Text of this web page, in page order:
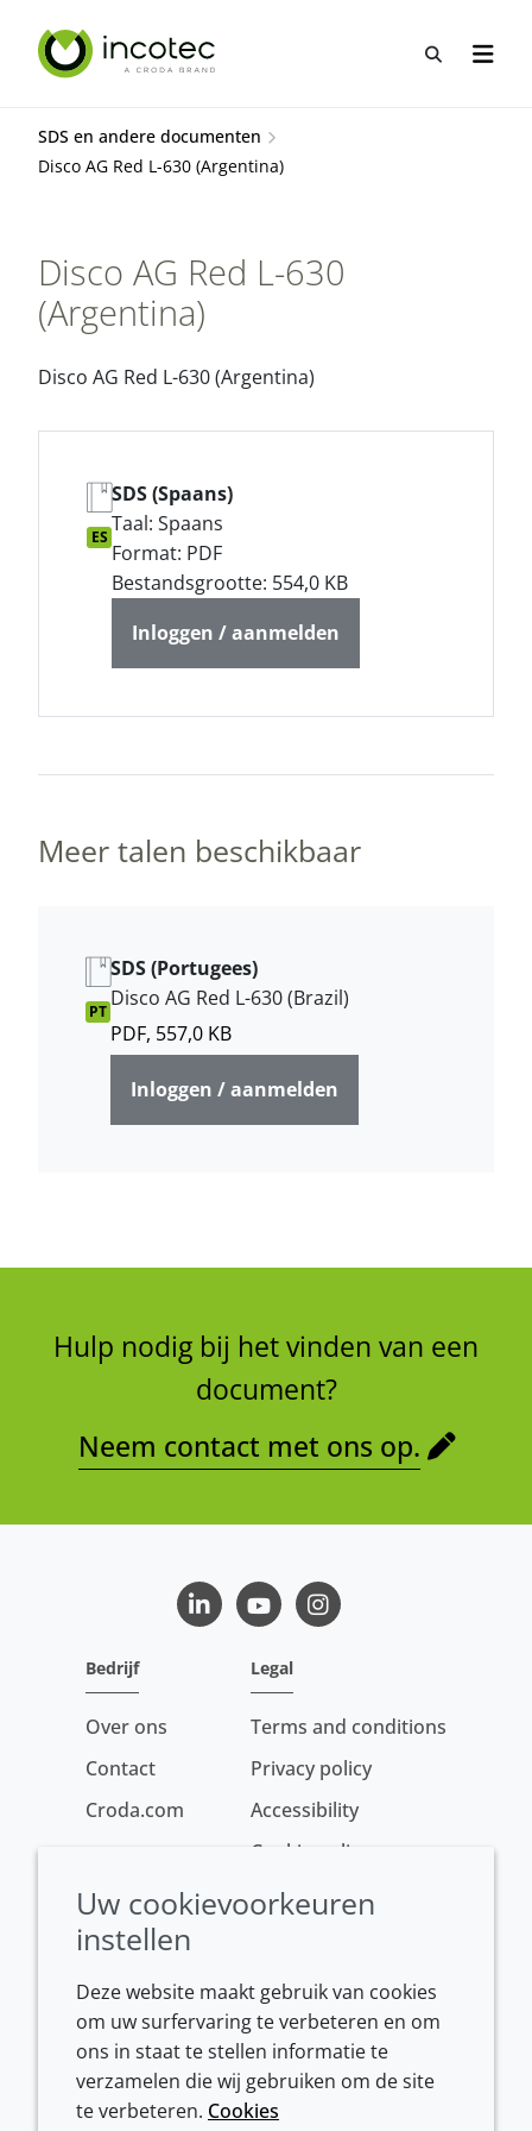
over
over
Open
Open
SDS en andere documenten
Disco AG Red L-630 (Argentina)
Disco AG Red L-630
(Argentina)
Disco AG Red L-630 (Argentina)
ES
SDS (Spaans)
Taal: Spaans
Format: PDF
Bestandsgrootte: 554,0 KB
Inloggen / aanmelden
Meer talen beschikbaar
PT
SDS (Portugees)
Disco AG Red L-630 (Brazil)
PDF, 557,0 KB
Inloggen / aanmelden
Hulp nodig bij het vinden van een
document?
Neem contact met ons op.
LinkedInYoutubeInstagram
Bedrijf
Over ons
Contact
Croda.com
Legal
Terms and conditions
Privacy policy
Accessibility
Cookie policy
Conditions of sale
Uw cookievoorkeuren
instellen
Deze website maakt gebruik van cookies
om uw surfervaring te verbeteren en om
ons in staat te stellen informatie te
verzamelen die wij gebruiken om de site
te verbeteren. Cookies